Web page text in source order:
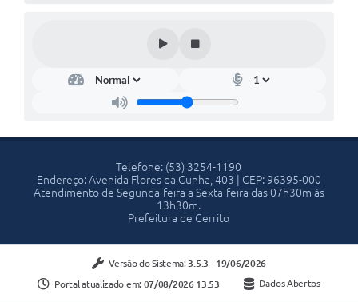
Telefone: (53) 3254-1190
Endereço: Avenida Flores da Cunha, 403 | CEP: 96395-000
Atendimento de Segunda-feira a Sexta-feira das 07h30m às
13h30m.
Prefeitura de Cerrito
Versão do Sistema: 3.5.3 - 19/06/2026
Portal atualizado em: 07/08/2026 13:53 Dados Abertos